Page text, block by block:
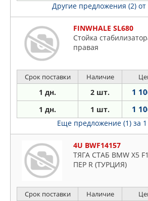
Другие предложения (2) от
FINWHALE SL680
Стойка
правая
Срок поставки Наличие
1 дн. 2 шт. 1
1 дн. 1 шт. 1
Еще предложение (1) за
4U BWF14157
ТЯГА СТАБ BMW X5
ПЕР R (ТУРЦИЯ)
Срок поставки Наличие